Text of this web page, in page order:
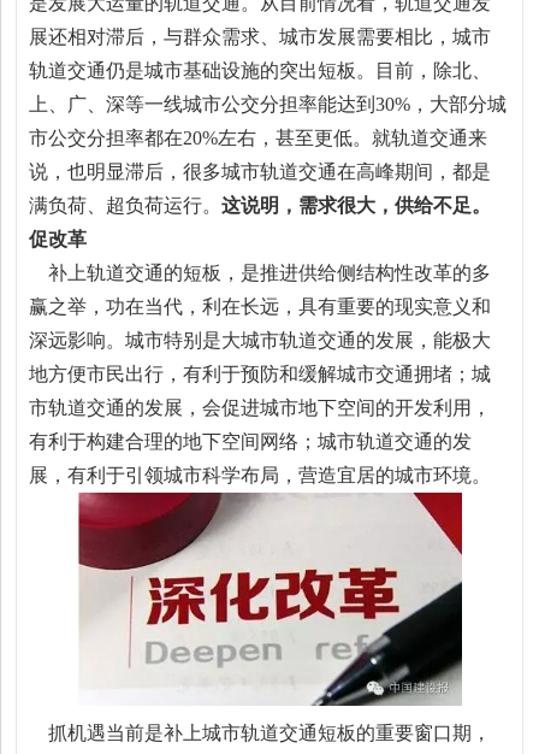
展还相对滞后，与群众需求、城市发展需要相比，城市
轨道交通仍是城市基础设施的突出短板。目前，除北、
上、广、深等一线城市公交分担率能达到30%，大部分城
市公交分担率都在20%左右，甚至更低。就轨道交通来
说，也明显滞后，很多城市轨道交通在高峰期间，都是
满负荷、超负荷运行。这说明，需求很大，供给不足。
促改革
补上轨道交通的短板，是推进供给侧结构性改革的多
赢之举，功在当代，利在长远，具有重要的现实意义和
深远影响。城市特别是大城市轨道交通的发展，能极大
地方便市民出行，有利于预防和缓解城市交通拥堵；城
市轨道交通的发展，会促进城市地下空间的开发利用，
有利于构建合理的地下空间网络；城市轨道交通的发
展，有利于引领城市科学布局，营造宜居的城市环境。
抓机遇当前是补上城市轨道交通短板的重要窗口期，